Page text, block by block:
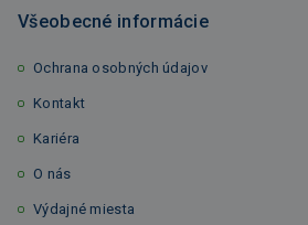
Všeobecné informácie
Ochrana osobných údajov
Kontakt
Kariéra
O nás
Výdajné miesta